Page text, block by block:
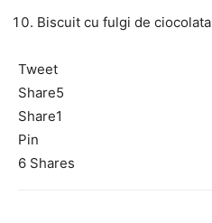
Biscuit cu fulgi de ciocolata
Tweet
Share5
Share1
Pin
6 Shares